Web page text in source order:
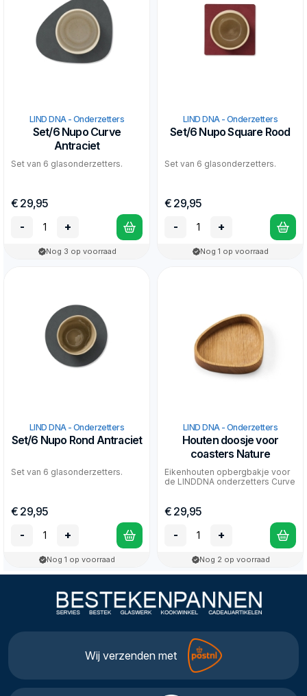
LIND DNA - Onderzetters
Set/6 Nupo Curve
Antraciet
Set van 6 glasonderzetters.
€ 29,95
-
+
Nog 3 op voorraad
LIND DNA - Onderzetters
Set/6 Nupo Square Rood
Set van 6 glasonderzetters.
€ 29,95
-
+
Nog 1 op voorraad
LIND DNA - Onderzetters
Set/6 Nupo Rond Antraciet
Set van 6 glasonderzetters.
€ 29,95
-
+
Nog 1 op voorraad
LIND DNA - Onderzetters
Houten doosje voor
coasters Nature
Eikenhouten opbergbakje voor
de LINDDNA onderzetters Curve
€ 29,95
-
+
Nog 2 op voorraad
Wij verzenden met